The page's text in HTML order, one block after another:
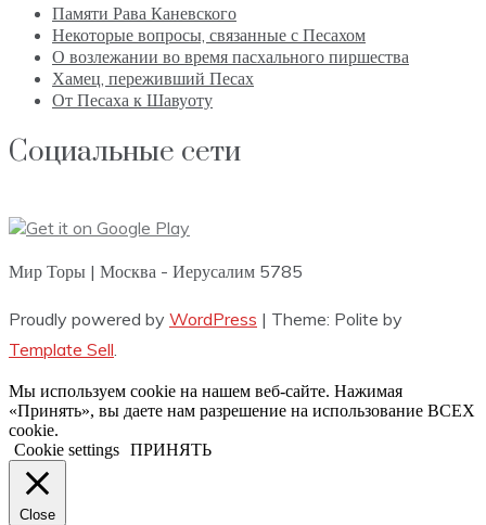
Памяти Рава Каневского
Некоторые вопросы, связанные с Песахом
О возлежании во время пасхального пиршества
Хамец, переживший Песах
От Песаха к Шавуоту
Социальные сети
Мир Торы | Москва - Иерусалим 5785
Proudly powered by WordPress | Theme: Polite by
Template Sell.
Мы используем cookie на нашем веб-сайте. Нажимая
«Принять», вы даете нам разрешение на использование ВСЕХ
cookie.
Cookie settings ПРИНЯТЬ
Close